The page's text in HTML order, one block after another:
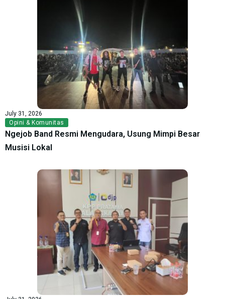
July 31, 2026
Opini & Komunitas
Ngejob Band Resmi Mengudara, Usung Mimpi Besar
Musisi Lokal